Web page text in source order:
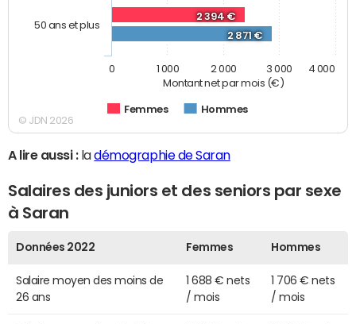
Montant net par mois (€)
2 394 €
2 871 €
Femmes Hommes
50 ans et plus
0 1 000 2 000 3 000 4 000
© JDN 2026
A lire aussi :ladémographie de Saran
Salaires des juniors et des seniors par sexe
à Saran
Données 2022 Femmes Hommes
Salaire moyen des moins de
26 ans
1 688 € nets
/ mois
1 706 € nets
/ mois